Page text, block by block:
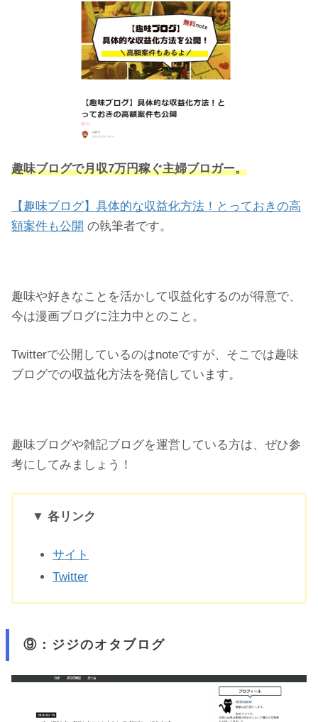
趣味ブログで月収7万円稼ぐ主婦ブロガー。
【趣味ブログ】具体的な収益化方法！とっておきの高
額案件も公開 の執筆者です。
趣味や好きなことを活かして収益化するのが得意で、
今は漫画ブログに注力中とのこと。
Twitterで公開しているのはnoteですが、そこでは趣味
ブログでの収益化方法を発信しています。
趣味ブログや雑記ブログを運営している方は、ぜひ参
考にしてみましょう！
▼ 各リンク
サイト
Twitter
⑨：ジジのオタブログ